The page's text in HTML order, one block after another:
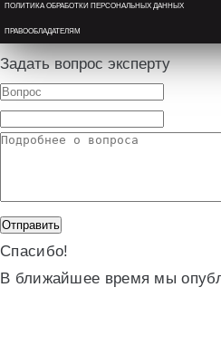
ПОЛИТИКА ОБРАБОТКИ ПЕРСОНАЛЬНЫХ ДАННЫХ
ПРАВООБЛАДАТЕЛЯМ
Задать вопрос эксперту
Спасибо!
В ближайшее время мы